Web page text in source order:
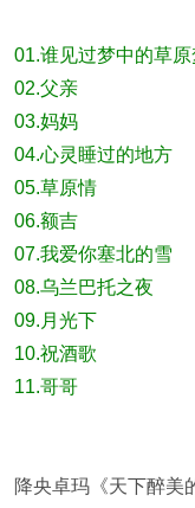
01.谁见过梦中的草
02.父亲
03.妈妈
04.心灵睡过的地方
05.草原情
06.额吉
07.我爱你塞北的雪
08.乌兰巴托之夜
09.月光下
10.祝酒歌
11.哥哥
降央卓玛《天下醉美